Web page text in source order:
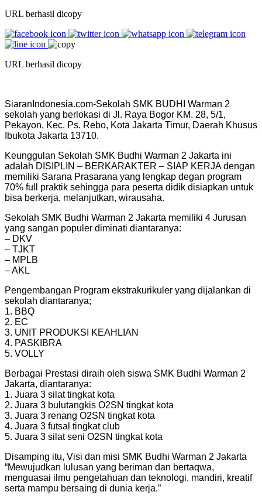
URL berhasil dicopy
URL berhasil dicopy
SiaranIndonesia.com-Sekolah SMK BUDHI Warman 2
sekolah yang berlokasi di Jl. Raya Bogor KM. 28, 5/1,
Pekayon, Kec. Ps. Rebo, Kota Jakarta Timur, Daerah Khusus
Ibukota Jakarta 13710.
Keunggulan Sekolah SMK Budhi Warman 2 Jakarta ini
adalah DISIPLIN – BERKARAKTER – SIAP KERJA dengan
memiliki Sarana Prasarana yang lengkap degan program
70% full praktik sehingga para peserta didik disiapkan untuk
bisa berkerja, melanjutkan, wirausaha.
Sekolah SMK Budhi Warman 2 Jakarta memiliki 4 Jurusan
yang sangan populer diminati diantaranya:
– DKV
– TJKT
– MPLB
– AKL
Pengembangan Program ekstrakurikuler yang dijalankan di
sekolah diantaranya;
1. BBQ
2. EC
3. UNIT PRODUKSI KEAHLIAN
4. PASKIBRA
5. VOLLY
Berbagai Prestasi diraih oleh siswa SMK Budhi Warman 2
Jakarta, diantaranya:
1. Juara 3 silat tingkat kota
2. Juara 3 bulutangkis O2SN tingkat kota
3. Juara 3 renang O2SN tingkat kota
4. Juara 3 futsal tingkat club
5. Juara 3 silat seni O2SN tingkat kota
Disamping itu, Visi dan misi SMK Budhi Warman 2 Jakarta
“Mewujudkan lulusan yang beriman dan bertaqwa,
menguasai ilmu pengetahuan dan teknologi, mandiri, kreatif
serta mampu bersaing di dunia kerja.”